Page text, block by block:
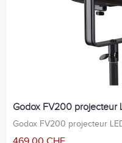
Godox FV200 projecteur
Godox FV200 projecteur